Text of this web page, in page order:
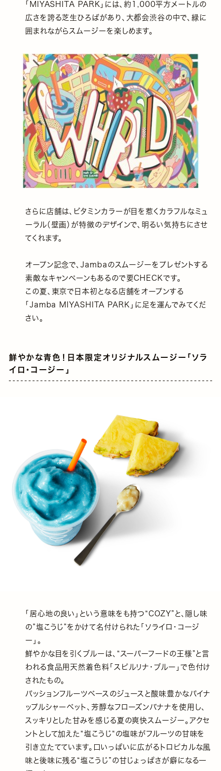
「MIYASHITA PARK」には、約1,000平方メートルの
広さを誇る芝生ひろばがあり、大都会渋谷の中で、緑に
囲まれながらスムージーを楽しめます。
さらに店舗は、ビタミンカラーが目を惹くカラフルなミュ
ーラル（壁画）が特徴のデザインで、明るい気持ちにさせ
てくれます。
オープン記念で、Jambaのスムージーをプレゼントする
素敵なキャンペーンもあるので要CHECKです。
この夏、東京で日本初となる店舗をオープンする
「Jamba MIYASHITA PARK」に足を運んでみてくだ
さい。
鮮やかな青色！日本限定オリジナルスムージー「ソラ
イロ・コージー」
「居心地の良い」という意味をも持つ“COZY”と、隠し味
の”塩こうじ”をかけて名付けられた「ソライロ・コージ
ー」。
鮮やかな目を引くブルーは、“スーパーフードの王様”と言
われる食品用天然着色料「スピルリナ・ブルー」で色付け
されたもの。
パッションフルーツベースのジュースと酸味豊かなパイナ
ップルシャーベット、芳醇なフローズンバナナを使用し、
スッキリとした甘みを感じる夏の爽快スムージー。アクセ
ントとして加えた“塩こうじ“の塩味がフルーツの甘味を
引き立たてています。口いっぱいに広がるトロピカルな風
味と後味に残る“塩こうじ”の甘じょっぱさが癖になる一